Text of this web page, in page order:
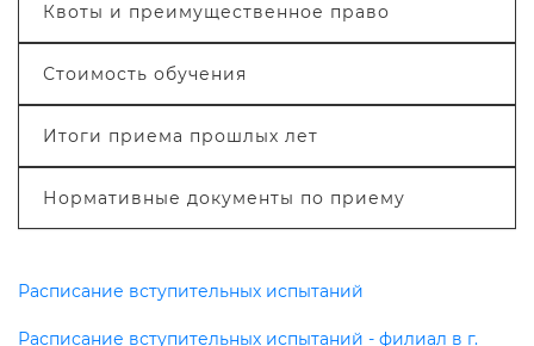
Квоты и преимущественное право
Стоимость обучения
Итоги приема прошлых лет
Нормативные документы по приему
Расписание вступительных испытаний
Расписание вступительных испытаний - филиал в г.